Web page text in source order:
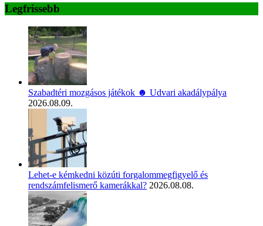
Legfrissebb
Szabadtéri mozgásos játékok ☻ Udvari akadálypálya
2026.08.09.
Lehet-e kémkedni közúti forgalommegfigyelő és
rendszámfelismerő kamerákkal? 2026.08.08.